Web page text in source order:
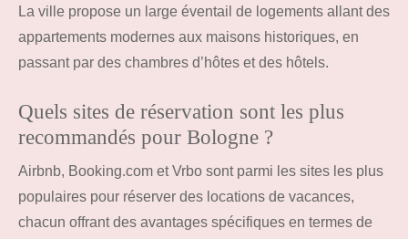
La ville propose un large éventail de logements allant des
appartements modernes aux maisons historiques, en
passant par des chambres d’hôtes et des hôtels.
Quels sites de réservation sont les plus
recommandés pour Bologne ?
Airbnb, Booking.com et Vrbo sont parmi les sites les plus
populaires pour réserver des locations de vacances,
chacun offrant des avantages spécifiques en termes de